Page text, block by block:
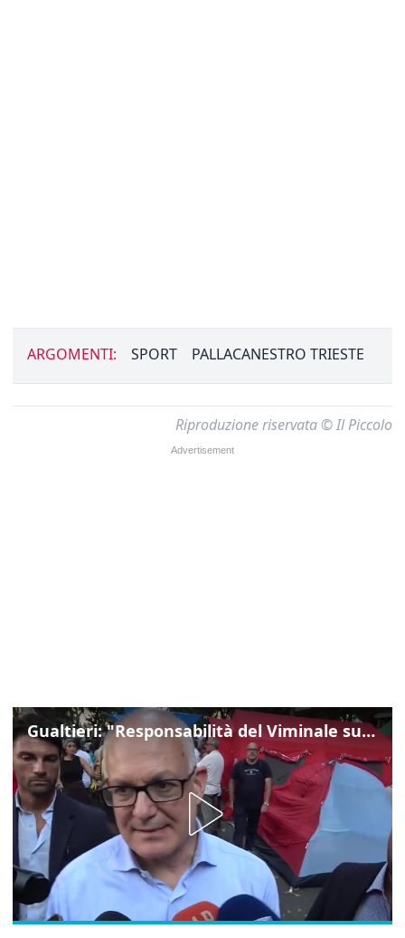
ARGOMENTI: SPORT PALLACANESTRO TRIESTE
Riproduzione riservata © Il Piccolo
Gualtieri: "Responsabilità del Viminale su Spin Time? La posizione dei partiti è nota"